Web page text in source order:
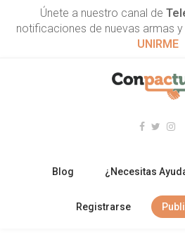
Únete a nuestro canal de
notificaciones de nuevas armas
UNIRME
Blog ¿Necesitas
Registrarse